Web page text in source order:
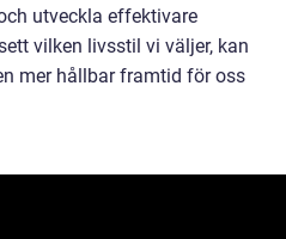
utveckla effektivare
vilken livsstil vi väljer, kan
mer hållbar framtid för oss